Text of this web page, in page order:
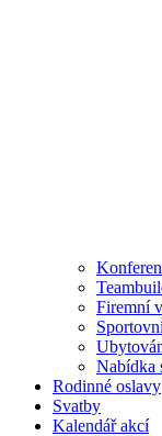
Firemní
Nabídka
Rodinné oslavy
Svatby
Kalendář akcí